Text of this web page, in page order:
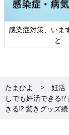
、いますぐできるこ
たまひよ 妊活
しでも妊活できる
きる!? 驚きグッズ続